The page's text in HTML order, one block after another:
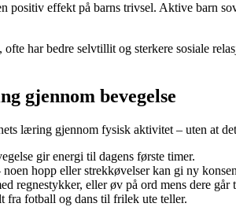
positiv effekt på barns trivsel. Aktive barn
har bedre selvtillit og sterkere sosiale
gjennom bevegelse
læring gjennom fysisk aktivitet – uten at
gir energi til dagens første timer.
noen hopp eller strekkøvelser kan gi ny
regnestykker, eller øv på ord mens dere går
fra fotball og dans til frilek ute teller.